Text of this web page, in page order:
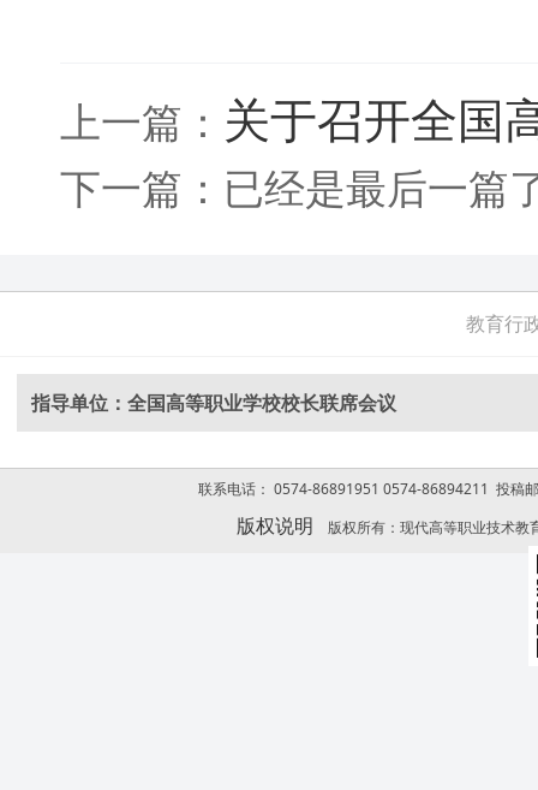
上一篇： 关于召开全国
下一篇：已经是最后一篇
教育行
指导单位：全国高等职业学校校长联席会议
联系电话： 0574-86891951 0574-86894211 投稿
版权说明 版权所有：现代高等职业技术